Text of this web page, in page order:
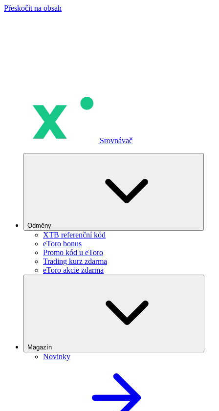
Přeskočit na obsah
Srovnávač
Odměny
XTB referenční kód
eToro bonus
Promo kód u eToro
Trading kurz zdarma
eToro akcie zdarma
Magazín
Novinky